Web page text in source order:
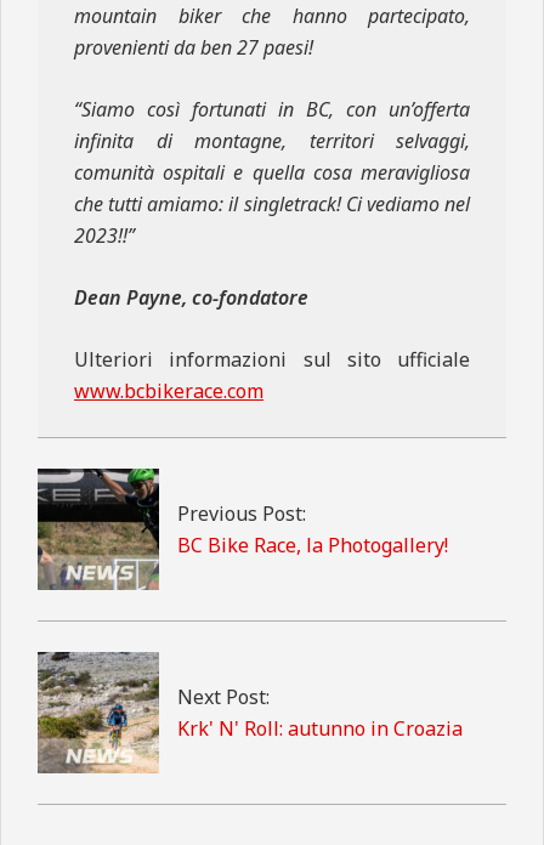
mountain biker che hanno partecipato,
provenienti da ben 27 paesi!
“Siamo così fortunati in BC, con un’offerta
infinita di montagne, territori selvaggi,
comunità ospitali e quella cosa meravigliosa
che tutti amiamo: il singletrack! Ci vediamo nel
2023!!”
Dean Payne, co-fondatore
Ulteriori informazioni sul sito ufficiale
www.bcbikerace.com
2022-
09-
30
Previous Post:
BC Bike Race, la Photogallery!
Next Post:
Krk' N' Roll: autunno in Croazia